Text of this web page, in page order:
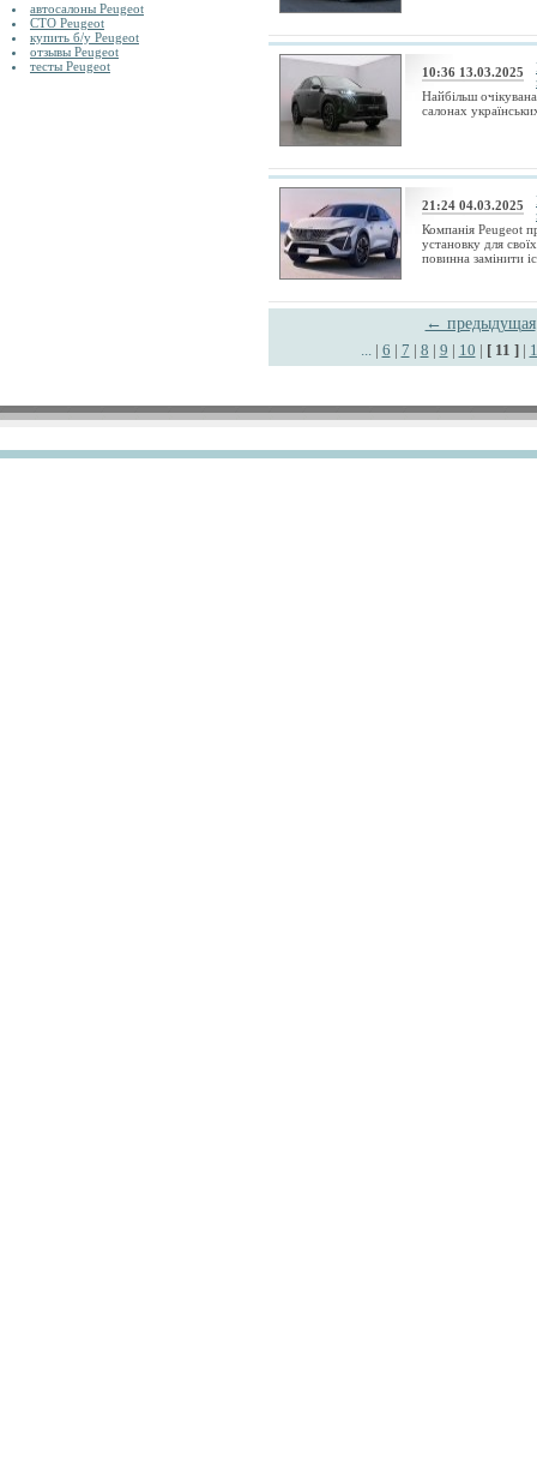
автосалоны Peugeot
СТО Peugeot
купить б/у Peugeot
отзывы Peugeot
тесты Peugeot
10:36 13.03.2025
Найбільш
салонах
21:24 04.03.2025
Компанія Peugeot
установку для
повинна замінити
← предыдущая
... | 6 | 7 | 8 | 9 | 10 | [ 11 ]|